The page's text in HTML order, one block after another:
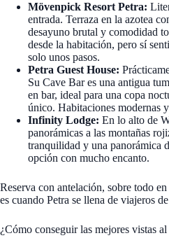
Mövenpick Resort Petra:
entrada. Terraza en la azotea
desayuno brutal y comodidad
desde la habitación, pero sí
solo unos pasos.
Petra Guest House:
Su Cave Bar es una antigua
en bar, ideal para una copa
único. Habitaciones modernas
Infinity Lodge: En lo alto de
panorámicas a las montañas
tranquilidad y una panorámica
opción con mucho encanto.
Reserva con antelación, sobre todo
es cuando Petra se llena de viajeros
¿Cómo conseguir las mejores vistas